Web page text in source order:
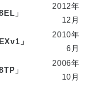
」
2012年
12月
」
2010年
6月
」
2006年
10月